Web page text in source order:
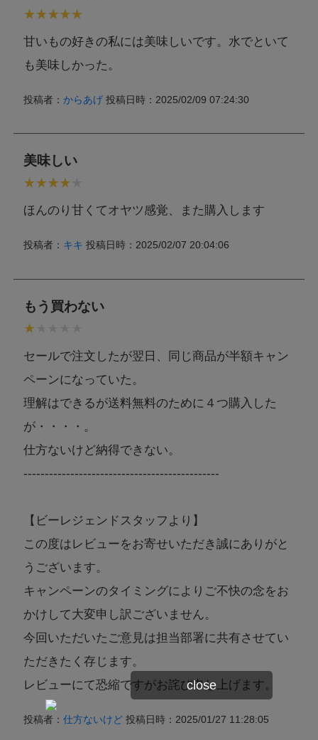
甘いもの好きの私には美味しいです。水でといて
も美味しかった。
投稿者：からあげ 投稿日時：2025/02/09 07:24:30
美味しい
ほんのり甘くてオヤツ感覚、また購入します
投稿者： キキ 投稿日時：2025/02/07 20:04:06
もう買わない
セールで注文したが翌日、同じ商品が半額キャン
ペーンになっていた。
理解はできるが送料無料のために４つ購入した
が・・・・。
仕方ないけど納得できない。
----------------------------------------------
【ビーレジェンドスタッフより】
この度はレビューをお寄せいただき誠にありがと
うございます。
キャンペーンのタイミングによりご不快の念をお
かけして大変申し訳ございません。
今回いただいたご意見は担当部署に共有させてい
ただきたく存じます。
レビューにて恐縮ですがお詫び申し上げます。
投稿者：仕方ないけど 投稿日時：2025/01/27 11:28:05
close